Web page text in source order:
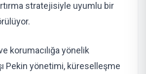
stratejisiyle uyumlu bir
korumacılığa yönelik
Pekin yönetimi, küreselleşme